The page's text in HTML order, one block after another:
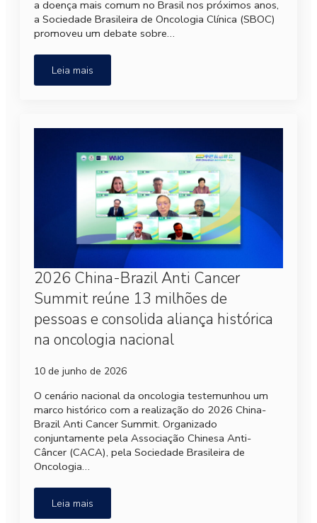
a doença mais comum no Brasil nos próximos anos,
a Sociedade Brasileira de Oncologia Clínica (SBOC)
promoveu um debate sobre…
Leia mais
2026 China-Brazil Anti Cancer
Summit reúne 13 milhões de
pessoas e consolida aliança histórica
na oncologia nacional
10 de junho de 2026
O cenário nacional da oncologia testemunhou um
marco histórico com a realização do 2026 China-
Brazil Anti Cancer Summit. Organizado
conjuntamente pela Associação Chinesa Anti-
Câncer (CACA), pela Sociedade Brasileira de
Oncologia…
Leia mais